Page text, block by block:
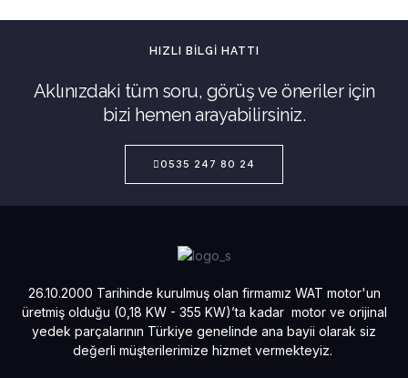
HIZLI BILGI HATTI
Aklınızdaki tüm soru, görüş ve öneriler için
bizi hemen arayabilirsiniz.
0535 247 80 24
26.10.2000 Tarihinde kurulmuş olan firmamız WAT motor'un
üretmiş olduğu (0,18 KW - 355 KW)’ta kadar motor ve orijinal
yedek parçalarının Türkiye genelinde ana bayii olarak siz
değerli müşterilerimize hizmet vermekteyiz.